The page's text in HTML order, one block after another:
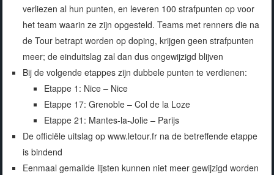
verliezen al hun punten, en leveren 100 strafpunten op voor
het team waarin ze zijn opgesteld. Teams met renners die na
de Tour betrapt worden op doping, krijgen geen strafpunten
meer; de einduitslag zal dan dus ongewijzigd blijven
Bij de volgende etappes zijn dubbele punten te verdienen:
Etappe 1: Nice – Nice
Etappe 17: Grenoble – Col de la Loze
Etappe 21: Mantes-la-Jolie – Parijs
De officiële uitslag op www.letour.fr na de betreffende etappe
is bindend
Eenmaal gemailde lijsten kunnen niet meer gewijzigd worden